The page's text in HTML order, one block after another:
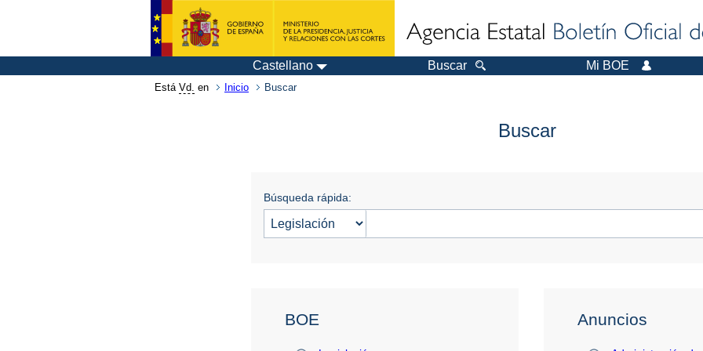
Castellano Buscar Mi BOE
Está Vd. en Inicio Buscar
Buscar
Búsqueda rápida:
BOE Anuncios